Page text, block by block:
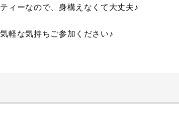
ィーなので、身構えなくて大丈夫♪
軽な気持ちご参加ください♪